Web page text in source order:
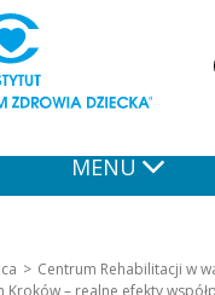
MENU
Centrum Rehabilitacji w
Kroków – realne efekty